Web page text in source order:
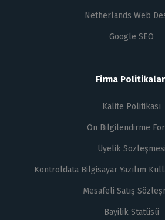
Netherlands Web
Google SEO
Firma
Kalite Politikası
Ön Bilgilendirme
Üyelik Sözleşmesi
Kontroldata Bilgisayar Yazılım
Mesafeli Satış
Bayilik Statüsü